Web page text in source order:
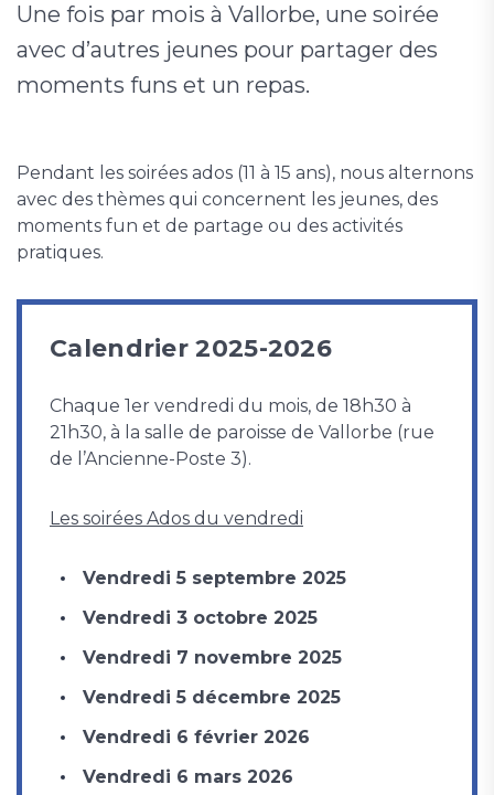
Une fois par mois à Vallorbe, une soirée
avec d’autres jeunes pour partager des
moments funs et un repas.
Pendant les soirées ados (11 à 15 ans), nous alternons
avec des thèmes qui concernent les jeunes, des
moments fun et de partage ou des activités
pratiques.
Calendrier 2025-2026
Chaque 1er vendredi du mois, de 18h30 à
21h30, à la salle de paroisse de Vallorbe (rue
de l’Ancienne-Poste 3).
Les soirées Ados du vendredi
Vendredi 5 septembre 2025
Vendredi 3 octobre 2025
Vendredi 7 novembre 2025
Vendredi 5 décembre 2025
Vendredi 6 février 2026
Vendredi 6 mars 2026